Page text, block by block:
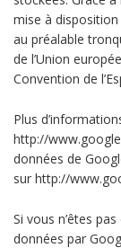
mise à
au préalable
de l’Union
Convention de
Plus
http://
données de
sur http://
Si vous n’êtes
données par